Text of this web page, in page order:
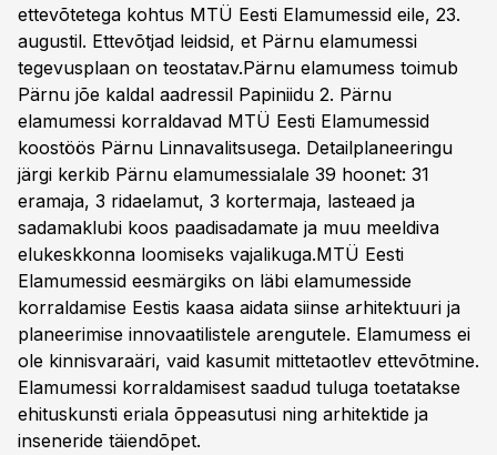
ettevõtetega kohtus MTÜ Eesti Elamumessid eile, 23.
augustil. Ettevõtjad leidsid, et Pärnu elamumessi
tegevusplaan on teostatav.Pärnu elamumess toimub
Pärnu jõe kaldal aadressil Papiniidu 2. Pärnu
elamumessi korraldavad MTÜ Eesti Elamumessid
koostöös Pärnu Linnavalitsusega. Detailplaneeringu
järgi kerkib Pärnu elamumessialale 39 hoonet: 31
eramaja, 3 ridaelamut, 3 kortermaja, lasteaed ja
sadamaklubi koos paadisadamate ja muu meeldiva
elukeskkonna loomiseks vajalikuga.MTÜ Eesti
Elamumessid eesmärgiks on läbi elamumesside
korraldamise Eestis kaasa aidata siinse arhitektuuri ja
planeerimise innovaatilistele arengutele. Elamumess ei
ole kinnisvaraäri, vaid kasumit mittetaotlev ettevõtmine.
Elamumessi korraldamisest saadud tuluga toetatakse
ehituskunsti eriala õppeasutusi ning arhitektide ja
inseneride täiendõpet.